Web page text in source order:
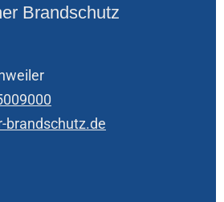
Brandschutz
brandschutz.de